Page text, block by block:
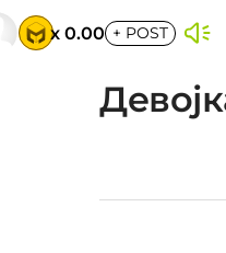
x 0.00 + POST